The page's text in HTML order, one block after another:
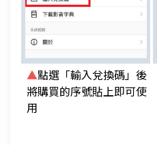
▲點選「輸入兌換碼」後
將購買的序號貼上即可使
用